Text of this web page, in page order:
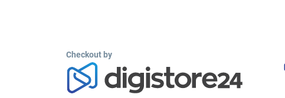
Checkout by